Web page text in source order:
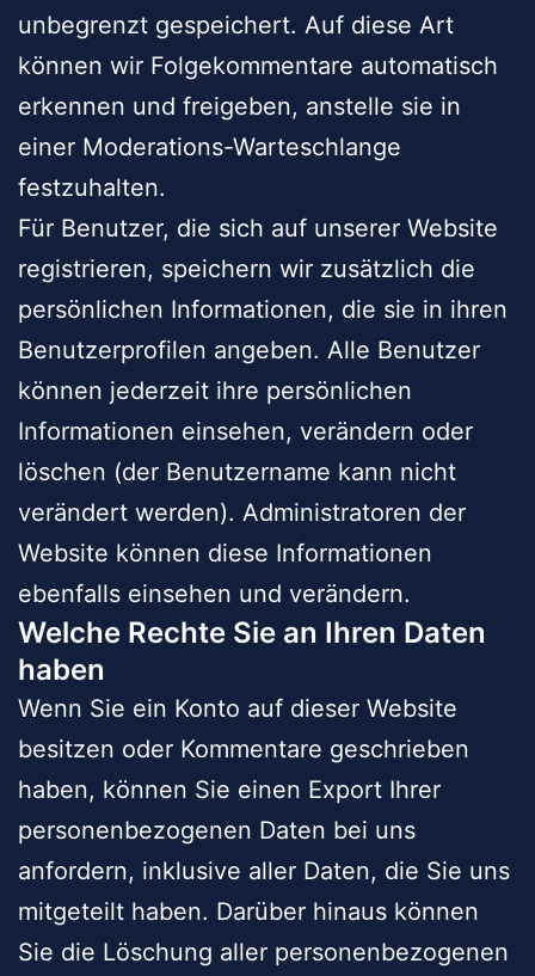
unbegrenzt gespeichert. Auf diese Art
können wir Folgekommentare automatisch
erkennen und freigeben, anstelle sie in
einer Moderations-Warteschlange
festzuhalten.
Für Benutzer, die sich auf unserer Website
registrieren, speichern wir zusätzlich die
persönlichen Informationen, die sie in ihren
Benutzerprofilen angeben. Alle Benutzer
können jederzeit ihre persönlichen
Informationen einsehen, verändern oder
löschen (der Benutzername kann nicht
verändert werden). Administratoren der
Website können diese Informationen
ebenfalls einsehen und verändern.
Welche Rechte Sie an Ihren Daten
haben
Wenn Sie ein Konto auf dieser Website
besitzen oder Kommentare geschrieben
haben, können Sie einen Export Ihrer
personenbezogenen Daten bei uns
anfordern, inklusive aller Daten, die Sie uns
mitgeteilt haben. Darüber hinaus können
Sie die Löschung aller personenbezogenen